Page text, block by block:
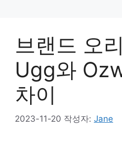
브랜드 오
Ugg와
차이
2023-11-20 작성자: Jane